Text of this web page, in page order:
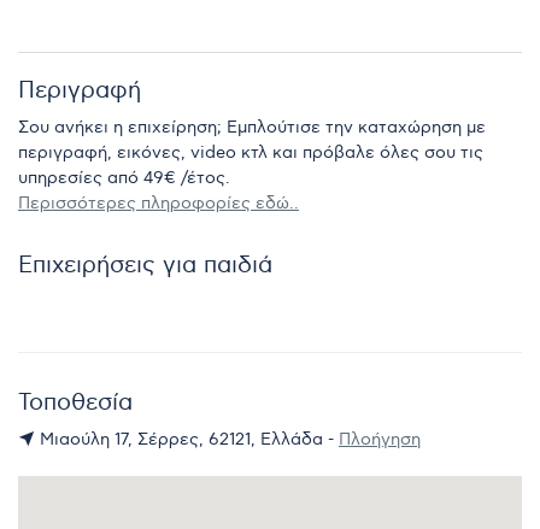
Περιγραφή
Σου ανήκει η επιχείρηση; Εμπλούτισε την καταχώρηση με
περιγραφή, εικόνες, video κτλ και πρόβαλε όλες σου τις
υπηρεσίες από 49€ /έτος.
Περισσότερες πληροφορίες εδώ..
Επιχειρήσεις για παιδιά
Τοποθεσία
Μιαούλη 17, Σέρρες, 62121, Ελλάδα - Πλοήγηση